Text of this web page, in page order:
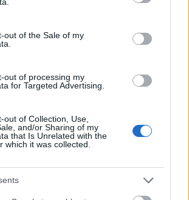
to Google and its third-party tags to
below specified purposes in below Google
out of the Sale of my
out of processing my
for Targeted Advertising.
out of Collection, Use,
and/or Sharing of my
that Is Unrelated with the
which it was collected.
út- és közműhálózatának fejlesztése
rendszert épített a Colas Alterra Zrt. a
területén megvalósult vízellátó, szenny- és
rendszerek, az út- és külső elektromos
logisztikai csarnok kiszolgálását